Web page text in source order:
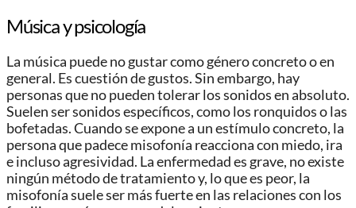
Música y psicología
La música puede no gustar como género concreto o en
general. Es cuestión de gustos. Sin embargo, hay
personas que no pueden tolerar los sonidos en absoluto.
Suelen ser sonidos específicos, como los ronquidos o las
bofetadas. Cuando se expone a un estímulo concreto, la
persona que padece misofonía reacciona con miedo, ira
e incluso agresividad. La enfermedad es grave, no existe
ningún método de tratamiento y, lo que es peor, la
misofonía suele ser más fuerte en las relaciones con los